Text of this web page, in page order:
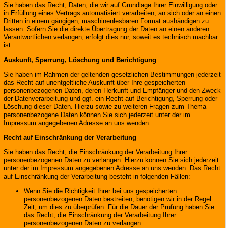
Sie haben das Recht, Daten, die wir auf Grundlage Ihrer Einwilligung oder
in Erfüllung eines Vertrags automatisiert verarbeiten, an sich oder an einen
Dritten in einem gängigen, maschinenlesbaren Format aushändigen zu
lassen. Sofern Sie die direkte Übertragung der Daten an einen anderen
Verantwortlichen verlangen, erfolgt dies nur, soweit es technisch machbar
ist.
Auskunft, Sperrung, Löschung und Berichtigung
Sie haben im Rahmen der geltenden gesetzlichen Bestimmungen jederzeit
das Recht auf unentgeltliche Auskunft über Ihre gespeicherten
personenbezogenen Daten, deren Herkunft und Empfänger und den Zweck
der Datenverarbeitung und ggf. ein Recht auf Berichtigung, Sperrung oder
Löschung dieser Daten. Hierzu sowie zu weiteren Fragen zum Thema
personenbezogene Daten können Sie sich jederzeit unter der im
Impressum angegebenen Adresse an uns wenden.
Recht auf Einschränkung der Verarbeitung
Sie haben das Recht, die Einschränkung der Verarbeitung Ihrer
personenbezogenen Daten zu verlangen. Hierzu können Sie sich jederzeit
unter der im Impressum angegebenen Adresse an uns wenden. Das Recht
auf Einschränkung der Verarbeitung besteht in folgenden Fällen:
Wenn Sie die Richtigkeit Ihrer bei uns gespeicherten
personenbezogenen Daten bestreiten, benötigen wir in der Regel
Zeit, um dies zu überprüfen. Für die Dauer der Prüfung haben Sie
das Recht, die Einschränkung der Verarbeitung Ihrer
personenbezogenen Daten zu verlangen.